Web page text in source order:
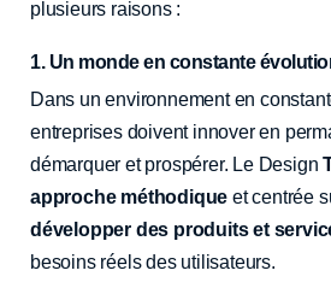
plusieurs raisons :
1. Un monde en constante
Dans un environnement en
entreprises doivent innover en
démarquer et prospérer. Le Design
approche méthodique et centrée
développer des produits et
besoins réels des utilisateurs.